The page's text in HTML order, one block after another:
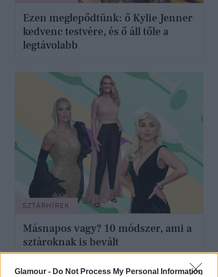
Glamour - Do Not Process My Personal Information
Ezen meglepődtünk: ő Kylie Jenner
kedvenc testvére, és ő áll tőle a
legtávolabb
SZTÁRHÍREK
Másnapos vagy? 10 módszer, ami a
sztároknak is bevált